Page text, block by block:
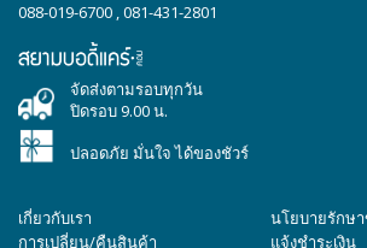
088-019-6700 ,081-431-2801
จัดส่งตามรอบทุกวัน
ปิดรอบ 9.00 น.
ปลอดภัย มั่นใจ ได้ของชัวร์
เกี่ยวกับเรา
นโยบายรักษ
การเปลี่ยน/คืนสินค้า
แจ้งชำระเงิน